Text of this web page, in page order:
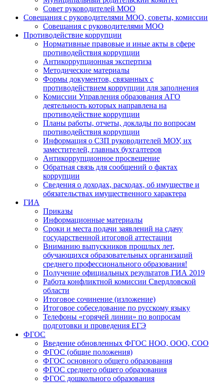
Совет руководителей МОО
Совещания с руководителями МОО, советы, комиссии
Совещания с руководителями МОО
Противодействие коррупции
Нормативные правовые и иные акты в сфере
противодействия коррупции
Антикоррупционная экспертиза
Методические материалы
Формы документов, связанных с
противодействием коррупции для заполнения
Комиссии Управления образования АГО
деятельность которых направлена на
противодействие коррупции
Планы работы, отчеты, доклады по вопросам
противодействия коррупции
Информация о СЗП руководителей МОУ, их
заместителей, главных бухгалтеров
Антикоррупционное просвещение
Обратная связь для сообщений о фактах
коррупции
Сведения о доходах, расходах, об имуществе и
обязательствах имущественного характера
ГИА
Приказы
Информационные материалы
Сроки и места подачи заявлений на сдачу
государственной итоговой аттестации
Вниманию выпускников прошлых лет,
обучающихся образовательных организаций
среднего профессионального образования!
Получение официальных результатов ГИА 2019
Работа конфликтной комиссии Свердловской
области
Итоговое сочинение (изложение)
Итоговое собеседование по русскому языку
Телефоны «горячей линии» по вопросам
подготовки и проведения ЕГЭ
ФГОС
Введение обновленных ФГОС НОО, ООО, СОО
ФГОС (общие положения)
ФГОС основного общего образования
ФГОС среднего общего образования
ФГОС дошкольного образования